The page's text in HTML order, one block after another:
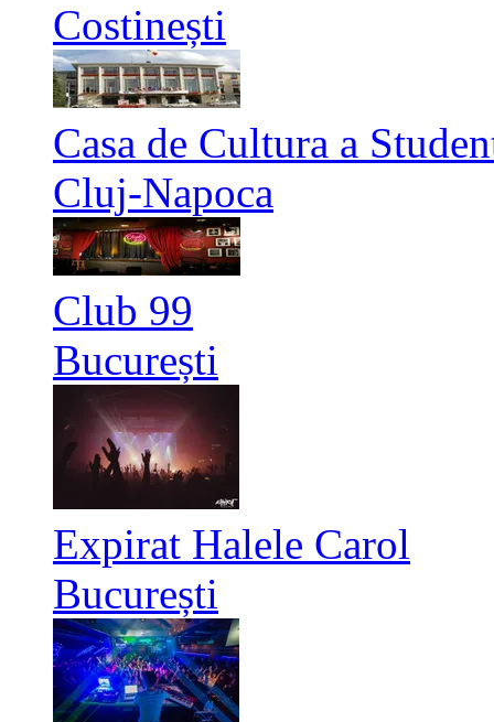
Costinești
Casa de Cultura a
Cluj-Napoca
Club 99
București
Expirat Halele Carol
București